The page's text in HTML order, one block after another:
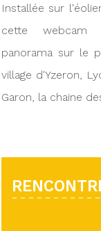
Installée sur
cette webcam
panorama sur le
village d'Yzeron,
Garon, la chaine